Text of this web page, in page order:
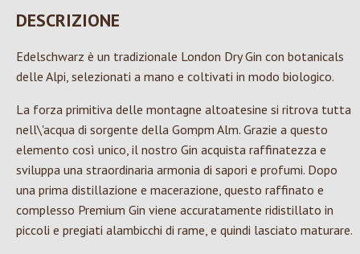
DESCRIZIONE
Edelschwarz è un tradizionale London Dry Gin con botanicals
delle Alpi, selezionati a mano e coltivati in modo biologico.
La forza primitiva delle montagne altoatesine si ritrova tutta
nell\'acqua di sorgente della Gompm Alm. Grazie a questo
elemento così unico, il nostro Gin acquista raffinatezza e
sviluppa una straordinaria armonia di sapori e profumi. Dopo
una prima distillazione e macerazione, questo raffinato e
complesso Premium Gin viene accuratamente ridistillato in
piccoli e pregiati alambicchi di rame, e quindi lasciato maturare.